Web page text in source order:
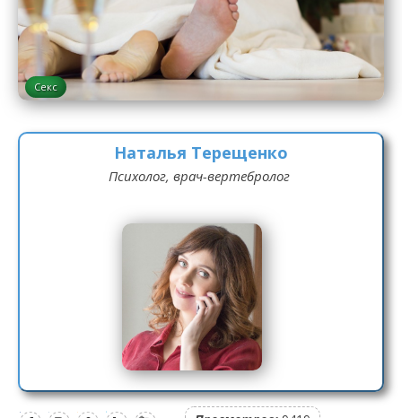
Секс
Наталья Терещенко
Психолог, врач-вертебролог